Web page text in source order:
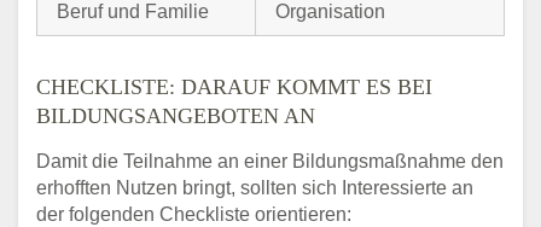
Beruf und Familie
Organisation
CHECKLISTE: DARAUF KOMMT ES BEI
BILDUNGSANGEBOTEN AN
Damit die Teilnahme an einer Bildungsmaßnahme den
erhofften Nutzen bringt, sollten sich Interessierte an
der folgenden Checkliste orientieren: